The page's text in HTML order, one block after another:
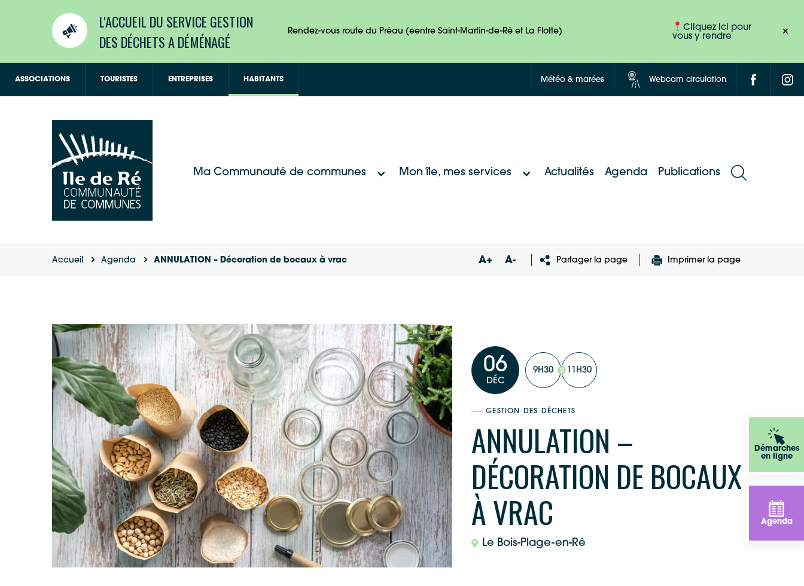
L'ACCUEIL DU SERVICE GESTION
DES DÉCHETS A DÉMÉNAGÉ
Rendez-vous route du Préau (eentre Saint-Martin-de-Ré et La Flotte)
Cliquez ici pour
vous y rendre
Démarches
en ligne
Agenda
ASSOCIATIONS TOURISTES ENTREPRISES HABITANTS Météo & marées Webcam circulation
Ma Communauté de communes Mon île, mes services Actualités Agenda Publications
Accueil Agenda ANNULATION – Décoration de bocaux à vrac A+ A- Partager la page Imprimer la page
06
DÉC
9H30 11H30
GESTION DES DÉCHETS
ANNULATION –
DÉCORATION DE BOCAUX
À VRAC
Le Bois-Plage-en-Ré